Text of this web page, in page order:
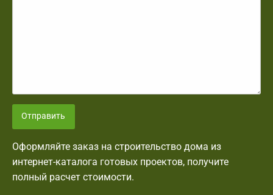
Отправить
Оформляйте заказ на строительство дома из
интернет-каталога готовых проектов, получите
полный расчет стоимости.